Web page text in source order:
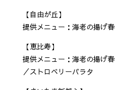
【自由が丘】
提供メニュー：海老の揚げ
【恵比寿】
提供メニュー：海老の揚げ
／ストロベリーパラタ